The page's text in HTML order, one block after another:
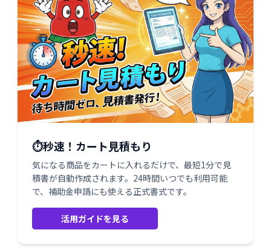
⏱️秒速！カート見積もり
気になる商品をカートに入れるだけで、最短1分で見
積書が自動作成されます。24時間いつでも利用可能
で、補助金申請にも使える正式書式です。
活用ガイドを見る